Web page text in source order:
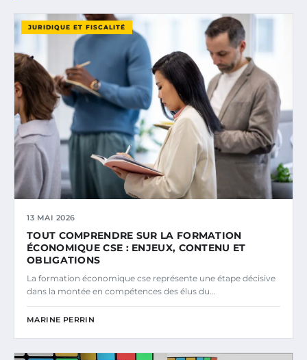
JURIDIQUE ET FISCALITÉ
13 MAI 2026
TOUT COMPRENDRE SUR LA FORMATION
ÉCONOMIQUE CSE : ENJEUX, CONTENU ET
OBLIGATIONS
La formation économique cse représente une étape décisive
dans la montée en compétences des élus du…
MARINE PERRIN